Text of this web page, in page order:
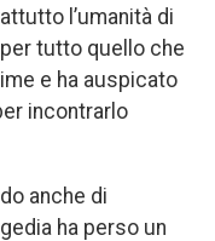
l’umanità di
tutto quello che
e ha auspicato
incontrarlo
anche di
ha perso un